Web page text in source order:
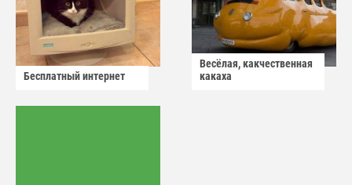
Бесплатный интернет
Весёлая, какчественная
какаха